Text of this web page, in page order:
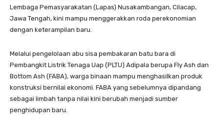
Lembaga Pemasyarakatan (Lapas) Nusakambangan, Cilacap,
Jawa Tengah, kini mampu menggerakkan roda perekonomian
dengan keterampilan baru.
Melalui pengelolaan abu sisa pembakaran batu bara di
Pembangkit Listrik Tenaga Uap (PLTU) Adipala berupa Fly Ash dan
Bottom Ash (FABA), warga binaan mampu menghasilkan produk
konstruksi bernilai ekonomi. FABA yang sebelumnya dipandang
sebagai limbah tanpa nilai kini berubah menjadi sumber
penghidupan baru.